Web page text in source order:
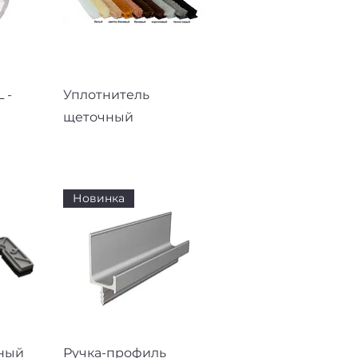
- Быстрый просмотр
Уплотнитель
щеточный
Быстрый просмотр
Новинка
Ручка-профиль